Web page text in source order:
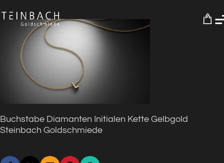
0
Buchstabe Diamanten Initialen Kette Gelbgold
Steinbach Goldschmiede